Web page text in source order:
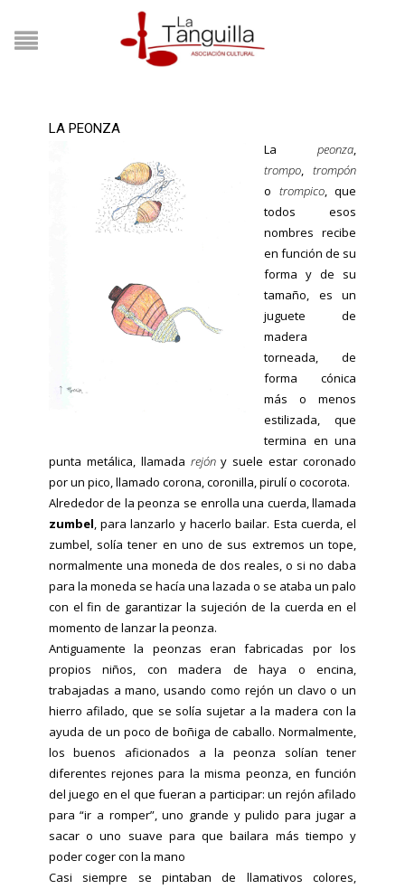
LA PEONZA
Lapeonza,
trompo,trompón
o trompico, que
todos esos
nombres recibe
en función de su
forma y de su
tamaño, es un
juguete de
madera
torneada, de
forma cónica
más o menos
estilizada, que
termina en una
punta metálica, llamada rejóny suele estar coronado
por un pico, llamado corona, coronilla, pirulí o cocorota.
Alrededor de la peonza se enrolla una cuerda, llamada
zumbel, para lanzarlo y hacerlo bailar. Esta cuerda, el
zumbel, solía tener en uno de sus extremos un tope,
normalmente una moneda de dos reales, o si no daba
para la moneda se hacía una lazada o se ataba un palo
con el fin de garantizar la sujeción de la cuerda en el
momento de lanzar la peonza.
Antiguamente la peonzas eran fabricadas por los
propios niños, con madera de haya o encina,
trabajadas a mano, usando como rejón un clavo o un
hierro afilado, que se solía sujetar a la madera con la
ayuda de un poco de boñiga de caballo. Normalmente,
los buenos aficionados a la peonza solían tener
diferentes rejones para la misma peonza, en función
del juego en el que fueran a participar: un rejón afilado
para “ir a romper”, uno grande y pulido para jugar a
sacar o uno suave para que bailara más tiempo y
poder coger con la mano
Casi siempre se pintaban de llamativos colores,